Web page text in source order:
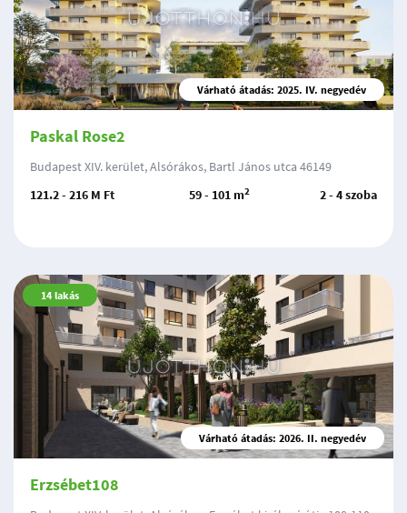
Várható átadás: 2025. IV. negyedév
Paskal Rose2
Budapest XIV. kerület, Alsórákos, Bartl János utca 46149
121.2 - 216 M Ft
59 - 101 m2 2 - 4 szoba
14 lakás
Várható átadás: 2026. II. negyedév
Erzsébet108